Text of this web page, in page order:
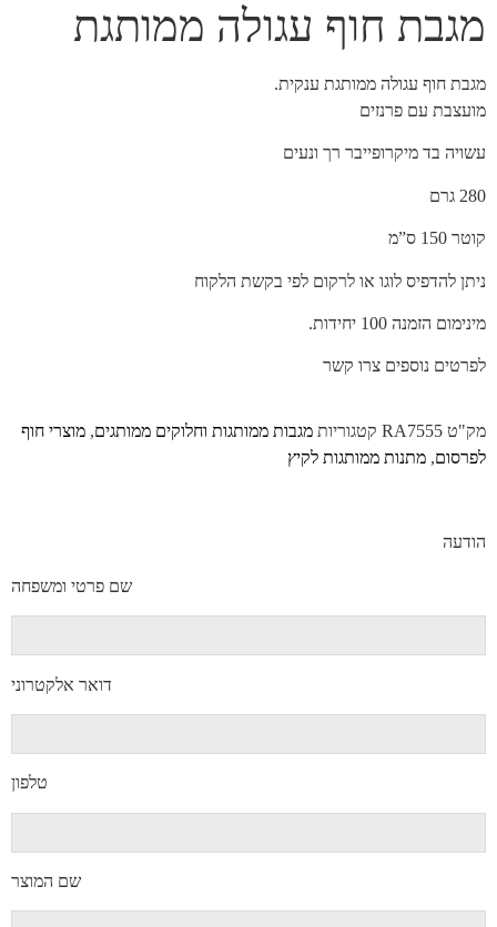
מגבת חוף עגולה ממותגת
מגבת חוף עגולה ממותגת ענקית.
מועצבת עם פרנזים
עשויה בד מיקרופייבר רך ונעים
280 גרם
קוטר 150 ס”מ
ניתן להדפיס לוגו או לרקום לפי בקשת הלקוח
מינימום הזמנה 100 יחידות.
לפרטים נוספים צרו קשר
מק"טRA7555 קטגוריות מגבות ממותגות וחלוקים ממותגים,מוצרי חוף
לפרסום,מתנות ממותגות לקיץ
הודעה
שם פרטי ומשפחה
דואר אלקטרוני
טלפון
שם המוצר